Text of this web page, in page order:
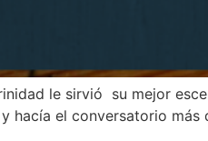
le sirvió su mejor
hacía el conversatorio